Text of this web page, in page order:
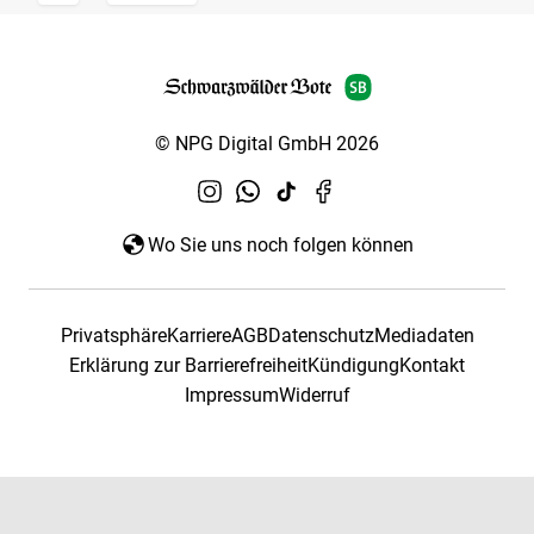
© NPG Digital GmbH 2026
Wo Sie uns noch folgen können
PrivatsphäreKarriereAGBDatenschutzMediadaten
Erklärung zur BarrierefreiheitKündigungKontakt
ImpressumWiderruf